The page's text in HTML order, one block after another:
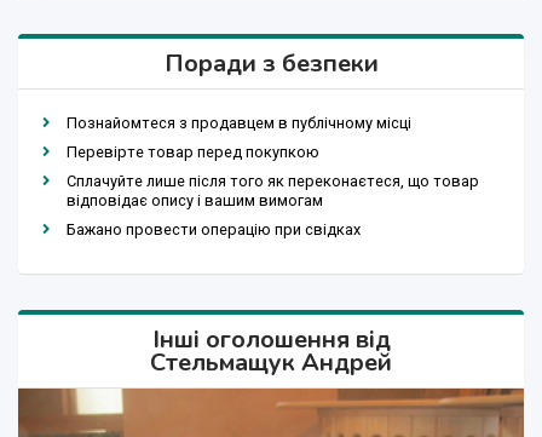
Поради з безпеки
Познайомтеся з продавцем в публічному місці
Перевірте товар перед покупкою
Сплачуйте лише після того як переконаєтеся, що товар
відповідає опису і вашим вимогам
Бажано провести операцію при свідках
Інші оголошення від
Стельмащук Андрей